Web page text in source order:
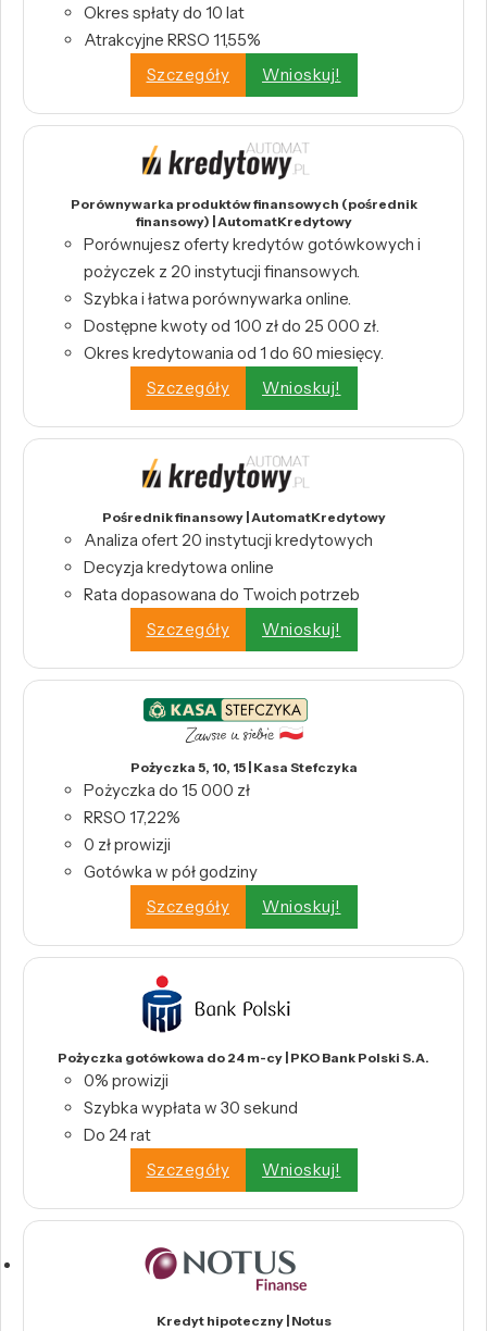
Okres spłaty do 10 lat
Atrakcyjne RRSO 11,55%
Szczegóły
Wnioskuj!
Porównywarka produktów finansowych (pośrednik
finansowy) | AutomatKredytowy
Porównujesz oferty kredytów gotówkowych i
pożyczek z 20 instytucji finansowych.
Szybka i łatwa porównywarka online.
Dostępne kwoty od 100 zł do 25 000 zł.
Okres kredytowania od 1 do 60 miesięcy.
Szczegóły
Wnioskuj!
Pośrednik finansowy | AutomatKredytowy
Analiza ofert 20 instytucji kredytowych
Decyzja kredytowa online
Rata dopasowana do Twoich potrzeb
Szczegóły
Wnioskuj!
Pożyczka 5, 10, 15 | Kasa Stefczyka
Pożyczka do 15 000 zł
RRSO 17,22%
0 zł prowizji
Gotówka w pół godziny
Szczegóły
Wnioskuj!
Pożyczka gotówkowa do 24 m-cy | PKO Bank Polski S.A.
0% prowizji
Szybka wypłata w 30 sekund
Do 24 rat
Szczegóły
Wnioskuj!
Kredyt hipoteczny | Notus